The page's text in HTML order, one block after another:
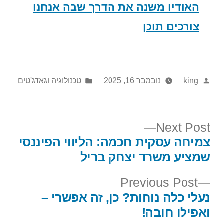
האודיו משנה את הדרך שבה אנחנו
צורכים תוכן
Posted
king נובמבר 16, 2025
Posted
טכנולוגיה וגאדג'טים
ניווט
Previous Post
post:
נעלי כלה נוחות? כן, זה אפשרי –
ואפילו חובה!
Next Post
Next
post:
צמיחה עסקית חכמה: הליווי הפיננסי
שמציע משרד יצחק בריל